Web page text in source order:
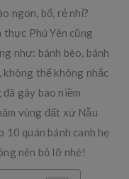
ngon, bổ, rẻ nhỉ?
Phú Yên cũng
như: bánh bèo, bánh
thể không nhắc
gây bao niềm
vùng đất xứ Nẫu
10 quán bánh canh hẹ
nên bỏ lỡ nhé!